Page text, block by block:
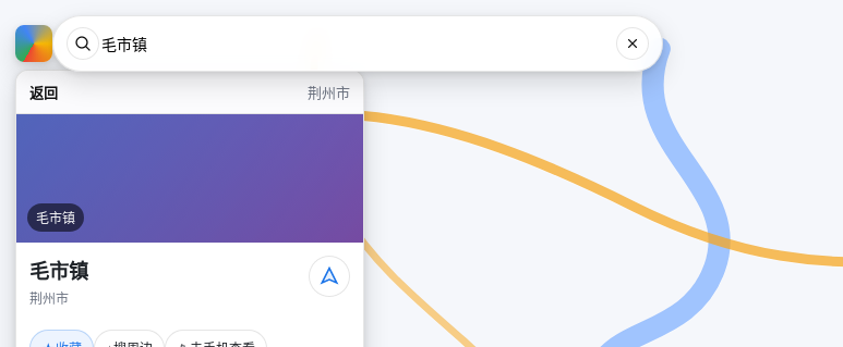
返回 荆州市
毛市镇
毛市镇
荆州市